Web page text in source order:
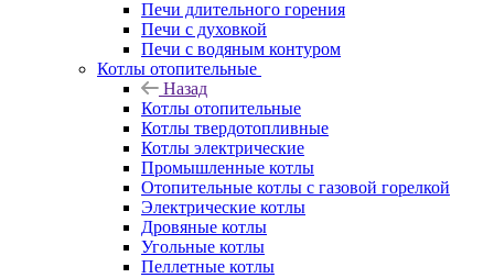
Печи длительного горения
Печи с духовкой
Печи с водяным контуром
Котлы отопительные
Назад
Котлы отопительные
Котлы твердотопливные
Котлы электрические
Промышленные котлы
Отопительные котлы с газовой горелкой
Электрические котлы
Дровяные котлы
Угольные котлы
Пеллетные котлы